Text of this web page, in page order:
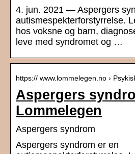
4. jun. 2021 — Aspergers
autismespekterforstyrrelse.
hos voksne og barn,
leve med syndromet og …
https:// www.lommelegen.no ›
Aspergers
Lommelegen
Aspergers syndrom
Aspergers syndrom er en